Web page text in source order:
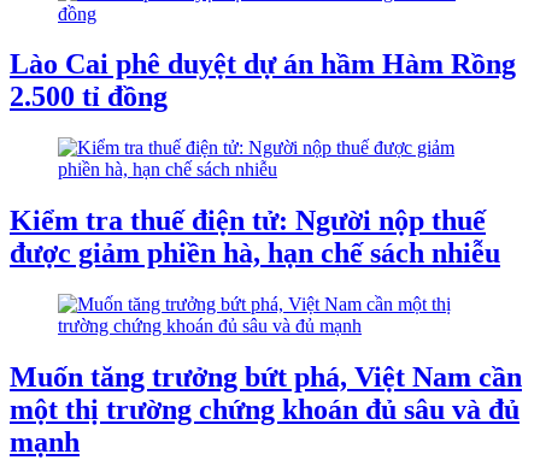
Lào Cai phê duyệt dự án hầm Hàm Rồng
2.500 tỉ đồng
Kiểm tra thuế điện tử: Người nộp thuế
được giảm phiền hà, hạn chế sách nhiễu
Muốn tăng trưởng bứt phá, Việt Nam cần
một thị trường chứng khoán đủ sâu và đủ
mạnh